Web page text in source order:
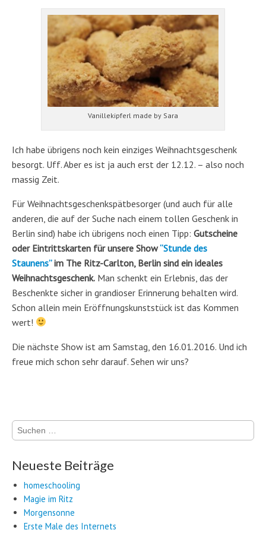
Vanillekipferl made by Sara
Ich habe übrigens noch kein einziges Weihnachtsgeschenk
besorgt. Uff. Aber es ist ja auch erst der 12.12. – also noch
massig Zeit.
Für Weihnachtsgeschenkspätbesorger (und auch für alle
anderen, die auf der Suche nach einem tollen Geschenk in
Berlin sind) habe ich übrigens noch einen Tipp: Gutscheine
oder Eintrittskarten für unsere Show“Stunde des
Staunens”im The Ritz-Carlton, Berlin sind ein ideales
Weihnachtsgeschenk. Man schenkt ein Erlebnis, das der
Beschenkte sicher in grandioser Erinnerung behalten wird.
Schon allein mein Eröffnungskunststück ist das Kommen
wert!
Die nächste Show ist am Samstag, den 16.01.2016. Und ich
freue mich schon sehr darauf. Sehen wir uns?
Suchen
nach:
Neueste Beiträge
homeschooling
Magie im Ritz
Morgensonne
Erste Male des Internets